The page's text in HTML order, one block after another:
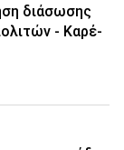
διάσωσης
- Καρέ-